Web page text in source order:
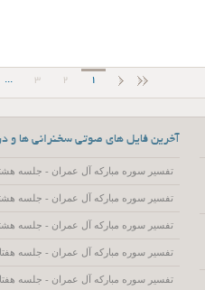
1
2
3
...
آخرین فایل های صوتی سخنرانی ها و
تفسیر سوره مبارکه آل عمران - جلسه هشتاد و دوم
تفسیر سوره مبارکه آل عمران - جلسه هشتاد و یکم
تفسیر سوره مبارکه آل عمران - جلسه هشتادم 16-01-
تفسیر سوره مبارکه آل عمران - جلسه هفتاد و نهم